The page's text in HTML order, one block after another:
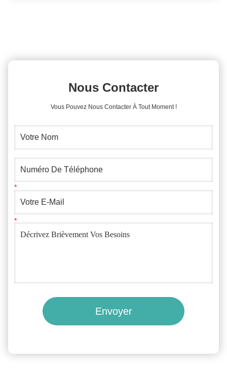
Nous Contacter
Vous Pouvez Nous Contacter À Tout Moment !
Envoyer